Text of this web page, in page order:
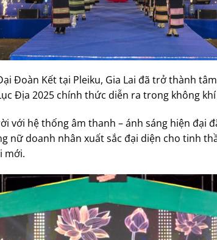
Đoàn Kết tại Pleiku, Gia Lai đã trở thành
Địa 2025 chính thức diễn ra trong không
với hệ thống âm thanh – ánh sáng hiện đại
nữ doanh nhân xuất sắc đại diện cho tinh
mới.